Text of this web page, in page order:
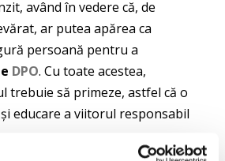
având în vedere că, de
ar putea apărea ca
persoană pentru a
DPO. Cu toate acestea,
trebuie să primeze, astfel că o
educare a viitorul responsabil